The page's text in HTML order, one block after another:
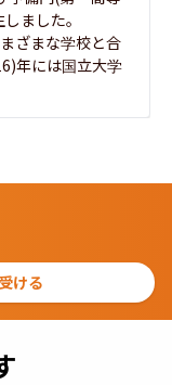
ました。
ざまな学校と合
年には国立大学
ける